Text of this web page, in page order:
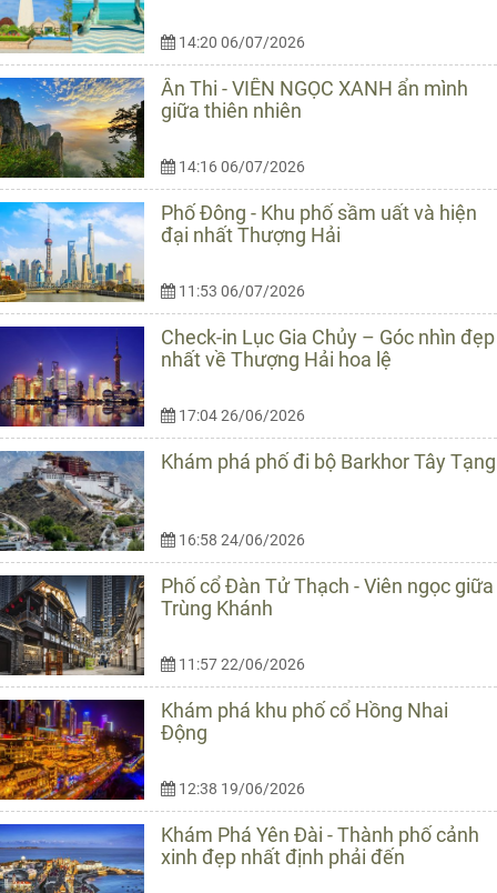
14:20 06/07/2026
Ân Thi - VIÊN NGỌC XANH ẩn mình
giữa thiên nhiên
14:16 06/07/2026
Phố Đông - Khu phố sầm uất và hiện
đại nhất Thượng Hải
11:53 06/07/2026
Check-in Lục Gia Chủy – Góc nhìn đẹp
nhất về Thượng Hải hoa lệ
17:04 26/06/2026
Khám phá phố đi bộ Barkhor Tây Tạng
16:58 24/06/2026
Phố cổ Đàn Tử Thạch - Viên ngọc giữa
Trùng Khánh
11:57 22/06/2026
Khám phá khu phố cổ Hồng Nhai
Động
12:38 19/06/2026
Khám Phá Yên Đài - Thành phố cảnh
xinh đẹp nhất định phải đến